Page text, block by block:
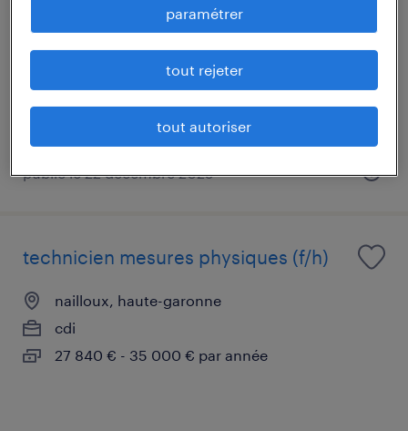
mazères, ariège
27 000 € par année
publié le 22 décembre 2025
technicien mesures physiques (f/h)
nailloux, haute-garonne
cdi
27 840 € - 35 000 € par année
paramétrer
tout rejeter
tout autoriser